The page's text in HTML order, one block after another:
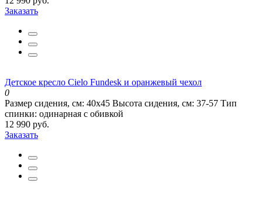
Заказать
Детское кресло Cielo Fundesk и оранжевый чехол
0
Размер сидения, см: 40х45 Высота сидения, см: 37-57 Тип
спинки: одинарная с обивкой
12 990 руб.
Заказать